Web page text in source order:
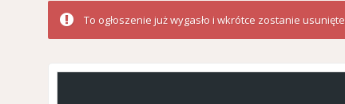
To ogłoszenie już wygasło i wkrótce zostanie usunięte